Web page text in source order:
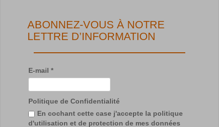
ABONNEZ-VOUS À NOTRE
LETTRE D’INFORMATION
E-mail *
Politique de Confidentialité
En cochant cette case j'accepte la politique
d'utilisation et de protection de mes données